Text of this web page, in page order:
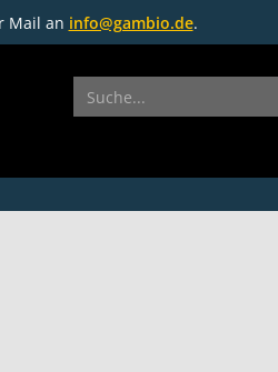
Mail an info@gambio.de.